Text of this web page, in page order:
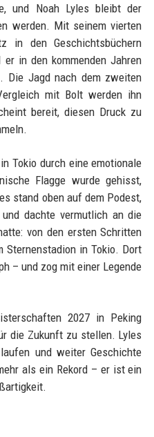
und Noah Lyles bleibt der
werden. Mit seinem vierten
den Geschichtsbüchern
in den kommenden Jahren
Die Jagd nach dem zweiten
mit Bolt werden ihn
bereit, diesen Druck zu
Tokio durch eine emotionale
Flagge wurde gehisst,
stand oben auf dem Podest,
dachte vermutlich an die
von den ersten Schritten
in Tokio. Dort
– und zog mit einer Legende
2027 in Peking
die Zukunft zu stellen. Lyles
und weiter Geschichte
als ein Rekord – er ist ein